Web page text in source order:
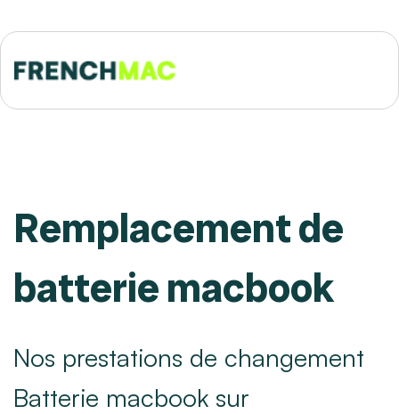
Remplacement de
batterie macbook
Nos prestations de changement
Batterie macbook sur